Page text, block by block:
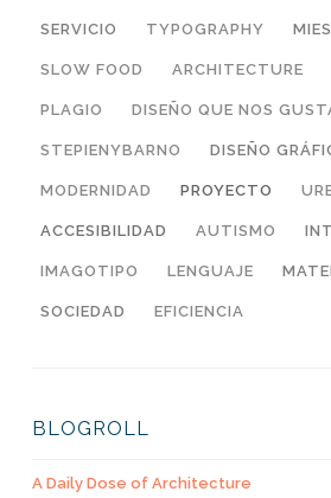
SERVICIO TYPOGRAPHY
SLOW FOOD ARCHITECTURE
PLAGIO DISEÑO QUE NOS
STEPIENYBARNO DISEÑO
MODERNIDAD PROYECTO
ACCESIBILIDAD AUTISMO
IMAGOTIPO LENGUAJE
SOCIEDAD EFICIENCIA
BLOGROLL
A Daily Dose of Architecture